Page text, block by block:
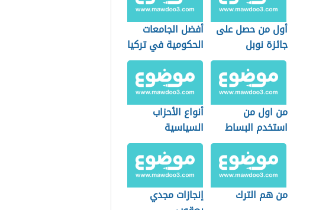
أول من حصل على
جائزة نوبل
أفضل الجامعات
الحكومية في تركيا
من اول من
استخدم البساط
الاحمر للاستقبال
أنواع الأحزاب
السياسية
من هم الترك
إنجازات مجدي